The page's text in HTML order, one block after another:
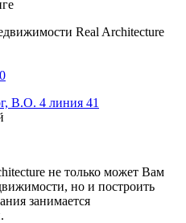
Real Architecture
В.О. 4 линия 41
не только может Вам
но и построить
занимается